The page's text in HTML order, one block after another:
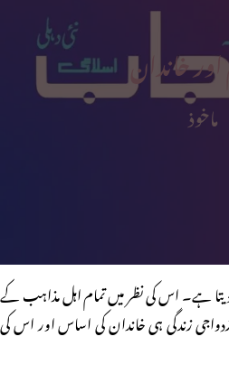
خاندان
ماخوذ
دیتا ہے۔ اس کی نظر میں تمام اہل مذاہب کے
زندگی ہی خاندان کی اساس اور اس کی